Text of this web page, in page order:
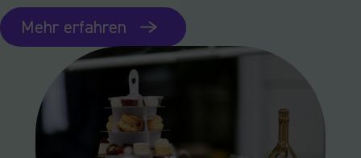
Mehr erfahren